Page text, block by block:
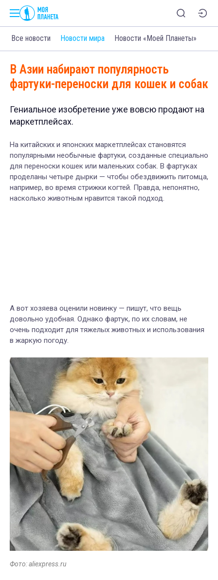
Все новости Новости мира Новости «Моей Планеты»
В Азии набирают популярность
фартуки-переноски для кошек и собак
Гениальное изобретение уже вовсю продают на
маркетплейсах.
На китайских и японских маркетплейсах становятся
популярными необычные фартуки, созданные специально
для переноски кошек или маленьких собак. В фартуках
проделаны четыре дырки — чтобы обездвижить питомца,
например, во время стрижки когтей. Правда, непонятно,
насколько животным нравится такой подход.
А вот хозяева оценили новинку — пишут, что вещь
довольно удобная. Однако фартук, по их словам, не
очень подходит для тяжелых животных и использования
в жаркую погоду.
Фото: aliexpress.ru